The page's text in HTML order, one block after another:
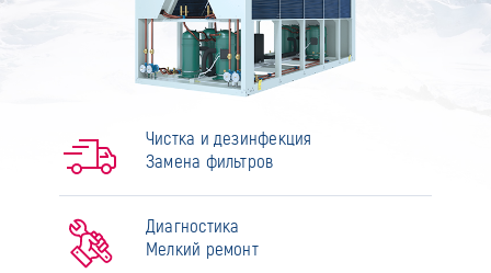
Чистка и дезинфекция
Замена фильтров
Диагностика
Мелкий ремонт